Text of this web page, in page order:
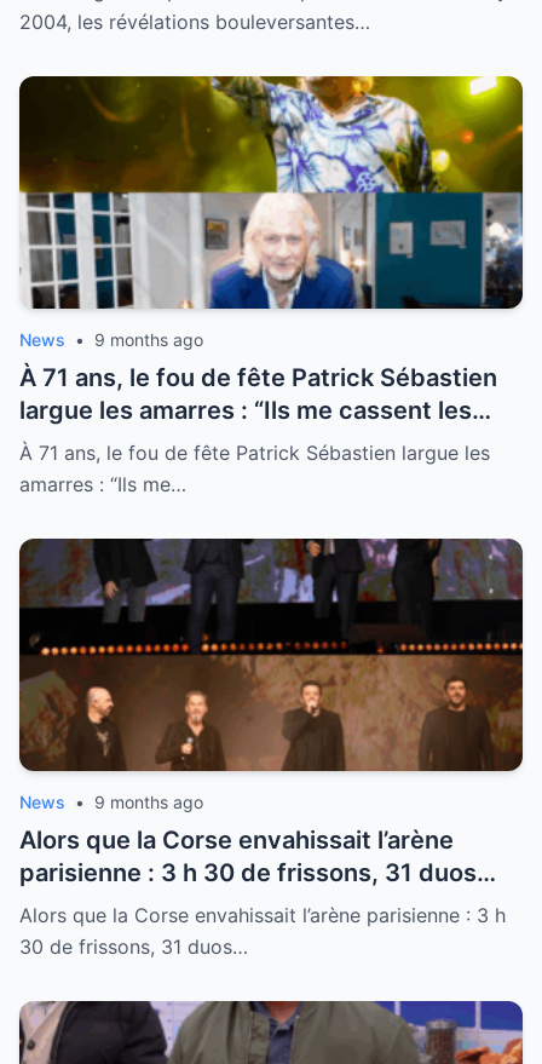
promesses, larmes, secrets et le destin
2004, les révélations bouleversantes…
News • 9 months ago
À 71 ans, le fou de fête Patrick Sébastien
largue les amarres : “Ils me cassent les
couilles !”, il quitte le Lot pour implanter
son « Plus Petit Cabaret du Monde » au fin
À 71 ans, le fou de fête Patrick Sébastien largue les
amarres : “Ils me…
News • 9 months ago
Alors que la Corse envahissait l’arène
parisienne : 3 h 30 de frissons, 31 duos
inoubliables, le cœur de Pagny qui bat, et
les larmes de Fiori qui coulent
Alors que la Corse envahissait l’arène parisienne : 3 h
30 de frissons, 31 duos…